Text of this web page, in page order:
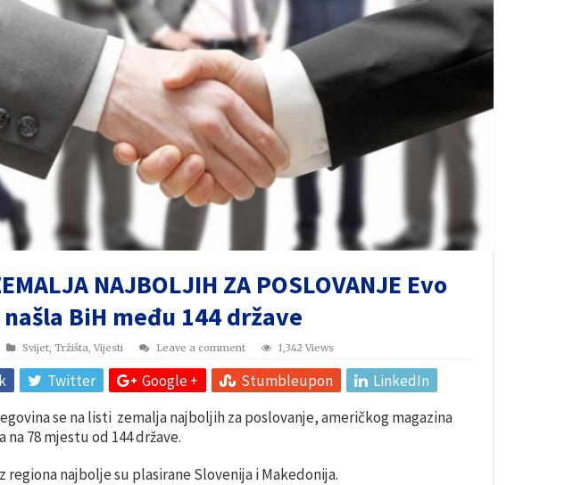
NAJBOLJIH ZA POSLOVANJE Evo
BiH među 144 države
Svijet, Tržišta Vijesti Leave a comment 1,342 Views
Twitter Google + Stumbleupon
LinkedIn
se na listi zemalja najboljih za poslovanje, američkog magazina
na 78 mjestu od 144 države.
regiona najbolje su plasirane Slovenija i Makedonija.